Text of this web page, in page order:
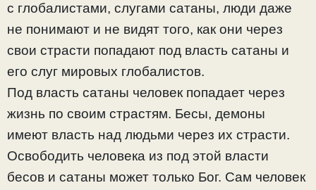
с глобалистами, слугами сатаны, люди даже
не понимают и не видят того, как они через
свои страсти попадают под власть сатаны и
его слуг мировых глобалистов.
Под власть сатаны человек попадает через
жизнь по своим страстям. Бесы, демоны
имеют власть над людьми через их страсти.
Освободить человека из под этой власти
бесов и сатаны может только Бог. Сам человек